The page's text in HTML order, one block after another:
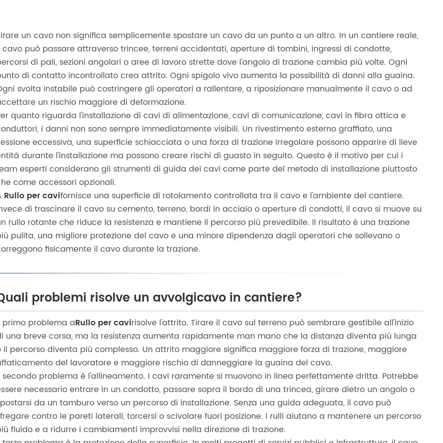
un cavo non significa semplicemente spostare un cavo da un punto a un altro. In un cantiere reale,
cavo può passare attraverso trincee, terreni accidentati, aperture di tombini, ingressi di condotte,
di pali, sezioni angolari o aree di lavoro strette dove l'angolo di trazione cambia più volte. Ogni
di contatto incontrollato crea attrito. Ogni spigolo vivo aumenta la possibilità di danni alla guaina.
svolta instabile può costringere gli operatori a rallentare, a riposizionare manualmente il cavo o ad
un rischio maggiore di deformazione.
quanto riguarda l'installazione di cavi di alimentazione, cavi di comunicazione, cavi in ​​fibra ottica e
i danni non sono sempre immediatamente visibili. Un rivestimento esterno graffiato, una
eccessiva, una superficie schiacciata o una forza di trazione irregolare possono apparire di lieve
durante l'installazione ma possono creare rischi di guasto in seguito. Questo è il motivo per cui i
esperti considerano gli strumenti di guida dei cavi come parte del metodo di installazione piuttosto
come accessori opzionali.
Rullo per cavifornisce una superficie di rotolamento controllata tra il cavo e l'ambiente del cantiere.
di trascinare il cavo su cemento, terreno, bordi in acciaio o aperture di condotti, il cavo si muove su
rullo rotante che riduce la resistenza e mantiene il percorso più prevedibile. Il risultato è una trazione
pulita, una migliore protezione del cavo e una minore dipendenza dagli operatori che sollevano o
fisicamente il cavo durante la trazione.
problemi risolve un avvolgicavo in cantiere?
primo problema aRullo per cavirisolve l'attrito. Tirare il cavo sul terreno può sembrare gestibile all'inizio
una breve corsa, ma la resistenza aumenta rapidamente man mano che la distanza diventa più lunga
il percorso diventa più complesso. Un attrito maggiore significa maggiore forza di trazione, maggiore
del lavoratore e maggiore rischio di danneggiare la guaina del cavo.
secondo problema è l'allineamento. I cavi raramente si muovono in linea perfettamente dritta. Potrebbe
necessario entrare in un condotto, passare sopra il bordo di una trincea, girare dietro un angolo o
da un tamburo verso un percorso di installazione. Senza una guida adeguata, il cavo può
contro le pareti laterali, torcersi o scivolare fuori posizione. I rulli aiutano a mantenere un percorso
fluido e a ridurre i cambiamenti improvvisi nella direzione di trazione.